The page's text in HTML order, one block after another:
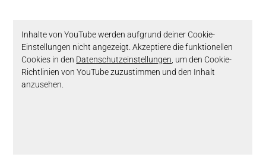
Inhalte von YouTube werden aufgrund deiner Cookie-
Einstellungen nicht angezeigt. Akzeptiere die funktionellen
Cookies in den Datenschutzeinstellungen , um den Cookie-
Richtlinien von YouTube zuzustimmen und den Inhalt
anzusehen.